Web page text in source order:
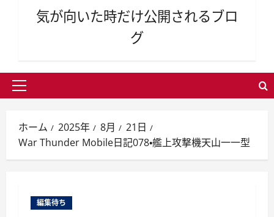
気が向いた時だけ公開されるブロ
グ
メ
ン
メ
ホーム 2025年 8月
21日
War Thunder Mobile日記078・艦上攻撃機天山一一型
編集待ち